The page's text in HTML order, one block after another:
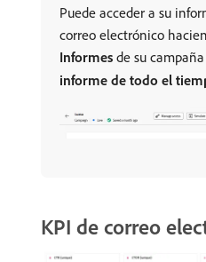
Puede acceder a su
correo electrónico
Informes de su
informe de todo el
KPI de correo